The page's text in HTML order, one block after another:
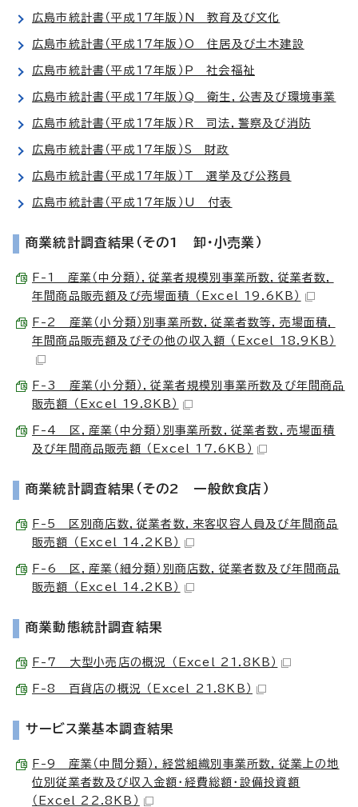
広島市統計書（平成17年版）N 教育及び文化
広島市統計書（平成17年版）O 住居及び土木建設
広島市統計書（平成17年版）P 社会福祉
広島市統計書（平成17年版）Q 衛生，公害及び環境事業
広島市統計書（平成17年版）R 司法，警察及び消防
広島市統計書（平成17年版）S 財政
広島市統計書（平成17年版）T 選挙及び公務員
広島市統計書（平成17年版）U 付表
商業統計調査結果（その1 卸・小売業）
F-1 産業（中分類），従業者規模別事業所数，従業者数，
年間商品販売額及び売場面積 （Excel 19.6KB）
F-2 産業（小分類）別事業所数，従業者数等，売場面積，
年間商品販売額及びその他の収入額 （Excel 18.9KB）
F-3 産業（小分類），従業者規模別事業所数及び年間商品
販売額 （Excel 19.8KB）
F-4 区，産業（中分類）別事業所数，従業者数，売場面積
及び年間商品販売額 （Excel 17.6KB）
商業統計調査結果（その2 一般飲食店）
F-5 区別商店数，従業者数，来客収容人員及び年間商品
販売額 （Excel 14.2KB）
F-6 区，産業（細分類）別商店数，従業者数及び年間商品
販売額 （Excel 14.2KB）
商業動態統計調査結果
F-7 大型小売店の概況 （Excel 21.8KB）
F-8 百貨店の概況 （Excel 21.8KB）
サービス業基本調査結果
F-9 産業（中間分類），経営組織別事業所数，従業上の地
位別従業者数及び収入金額・経費総額・設備投資額
（Excel 22.8KB）